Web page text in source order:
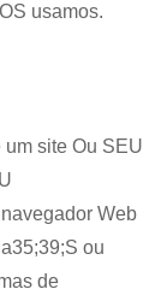
usamos.
site Ou SEU
Web
ou
de